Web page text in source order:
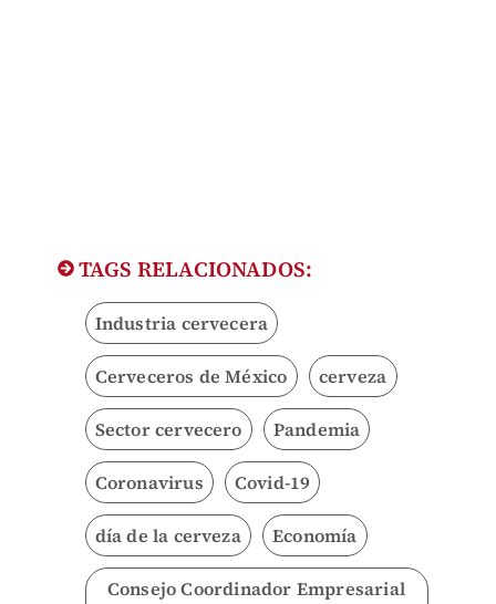
TAGS RELACIONADOS:
Industria cervecera
Cerveceros de México cerveza
Sector cervecero Pandemia
Coronavirus Covid-19
día de la cerveza Economía
Consejo Coordinador Empresarial